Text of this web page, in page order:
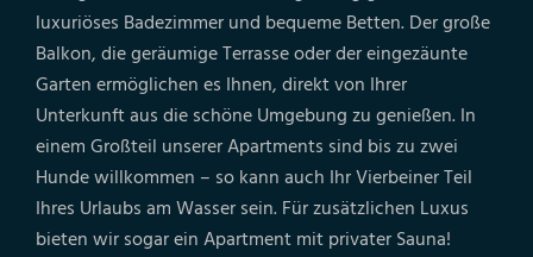
luxuriöses Badezimmer und bequeme Betten. Der große
Balkon, die geräumige Terrasse oder der eingezäunte
Garten ermöglichen es Ihnen, direkt von Ihrer
Unterkunft aus die schöne Umgebung zu genießen. In
einem Großteil unserer Apartments sind bis zu zwei
Hunde willkommen – so kann auch Ihr Vierbeiner Teil
Ihres Urlaubs am Wasser sein. Für zusätzlichen Luxus
bieten wir sogar ein Apartment mit privater Sauna!